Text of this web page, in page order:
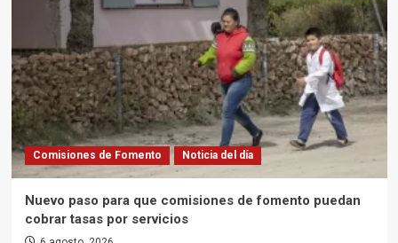
Comisiones de Fomento Noticia del día
Nuevo paso para que comisiones de fomento puedan
cobrar tasas por servicios